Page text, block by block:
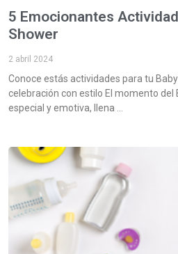
5 Emocionantes
Shower
2 abril 2024
Conoce estás actividades para tu
celebración con estilo El momento del
especial y emotiva, llena